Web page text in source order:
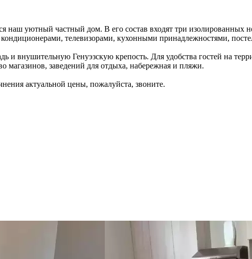
наш уютный частный дом. В его состав входят три изолированных
телевизорами, кухонными принадлежностями,
и внушительную Генуэзскую крепость. Для удобства гостей на
магазинов, заведений для отдыха, набережная и пляжи.
актуальной цены, пожалуйста, звоните.